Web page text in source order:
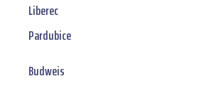
Liberec
Pardubice
Budweis